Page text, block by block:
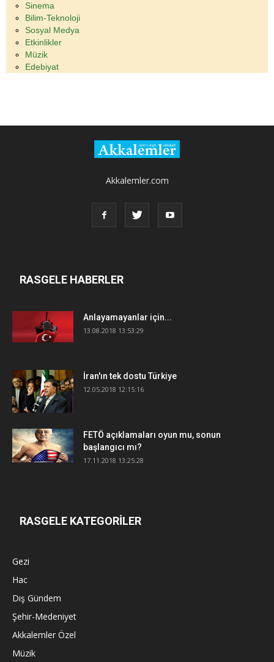
Sinema
Bilim-Teknoloji
Sosyal Medya
Etkinlikler
Müzik
Edebiyat
Akkalemler.com
RASGELE HABERLER
Anlayamayanlar için...
13.08.2018 13:53:29
İran'ın tek dostu Türkiye
12.05.2018 12:15:16
FETÖ açıklamaları oyun mu, sonun
başlangıcı mı?
17.11.2018 13:25:28
RASGELE KATEGORİLER
Gezi
Hac
Dış Gündem
Şehir-Medeniyet
Akkalemler Özel
Müzik